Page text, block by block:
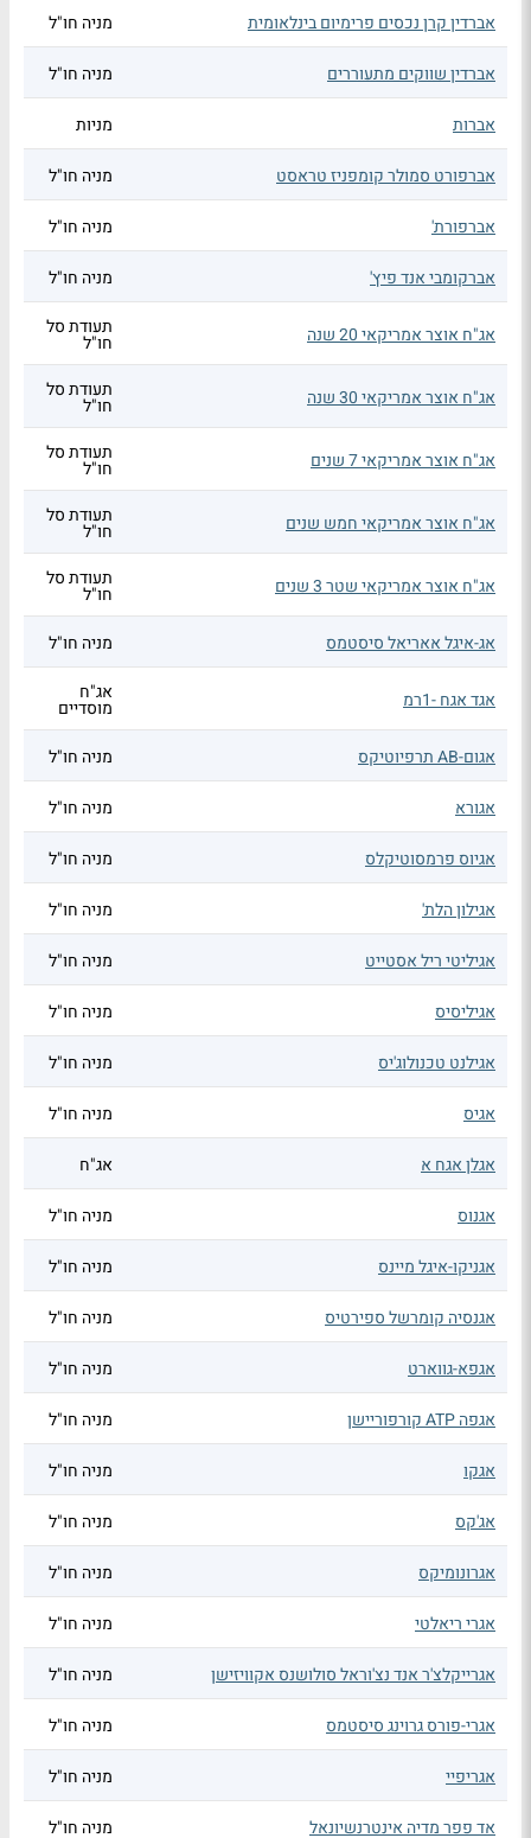
אברדין קרן נכסים פרימיום בינלאומית
מניה חו"ל
אברדין שווקים מתעוררים מניה חו"ל
אברות מניות
אברפורט סמולר קומפניז טראסט מניה חו"ל
אברפורת' מניה חו"ל
אברקומבי אנד פיץ' מניה חו"ל
אג"ח אוצר אמריקאי 20 שנה תעודת סל
חו"ל
אג"ח אוצר אמריקאי 30 שנה תעודת סל
חו"ל
אג"ח אוצר אמריקאי 7 שנים תעודת סל
חו"ל
אג"ח אוצר אמריקאי חמש שנים תעודת סל
חו"ל
אג"ח אוצר אמריקאי שטר 3 שנים תעודת סל
חו"ל
אג-איגל אאריאל סיסטמס
מניה חו"ל
אגד אגח -1רמ אג"ח
מוסדיים
אגום-AB תרפיוטיקס
מניה חו"ל
אגורא מניה חו"ל
אגיוס פרמסוטיקלס מניה חו"ל
אגילון הלת' מניה חו"ל
אגיליטי ריל אסטייט מניה חו"ל
אגיליסיס מניה חו"ל
אגילנט טכנולוג'יס מניה חו"ל
אגיס מניה חו"ל
אגלן אגח א אג"ח
אגנוס מניה חו"ל
אגניקו-איגל מיינס מניה חו"ל
אגנסיה קומרשל ספירטיס מניה חו"ל
אגפא-גווארט מניה חו"ל
אגפה ATP קורפוריישן מניה חו"ל
אגקו מניה חו"ל
אג'קס מניה חו"ל
אגרונומיקס מניה חו"ל
אגרי ריאלטי מניה חו"ל
אגרייקלצ'ר אנד נצ'וראל סולושנס אקוויזישן מניה חו"ל
אגרי-פורס גרוינג סיסטמס מניה חו"ל
אגריפיי מניה חו"ל
אד פפר מדיה אינטרנשיונאל מניה חו"ל